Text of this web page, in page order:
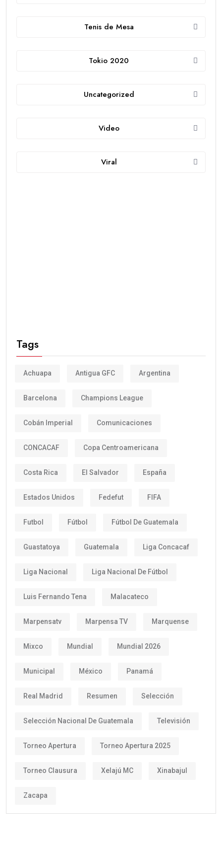
Tenis de Mesa
Tokio 2020
Uncategorized
Video
Viral
Tags
Achuapa Antigua GFC Argentina
Barcelona Champions League
Cobán Imperial Comunicaciones
CONCACAF Copa Centroamericana
Costa Rica El Salvador España
Estados Unidos Fedefut FIFA
Futbol Fútbol Fútbol De Guatemala
Guastatoya Guatemala Liga Concacaf
Liga Nacional Liga Nacional De Fútbol
Luis Fernando Tena Malacateco
Marpensatv Marpensa TV Marquense
Mixco Mundial Mundial 2026
Municipal México Panamá
Real Madrid Resumen Selección
Selección Nacional De Guatemala Televisión
Torneo Apertura Torneo Apertura 2025
Torneo Clausura Xelajú MC Xinabajul
Zacapa